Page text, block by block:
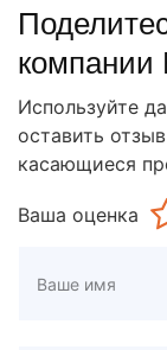
компании
Используйте
оставить
касающиеся
Ваша оценка